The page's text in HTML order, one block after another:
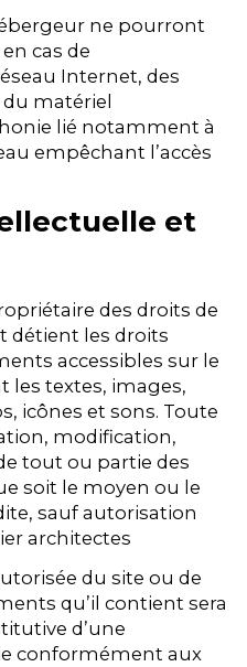
ne pourront
cas de
Internet, des
matériel
lié notamment à
empêchant l’accès
et
des droits de
détient les droits
accessibles sur le
textes, images,
icônes et sons. Toute
modification,
tout ou partie des
soit le moyen ou le
sauf autorisation
architectes
du site ou de
qu’il contient sera
d’une
conformément aux